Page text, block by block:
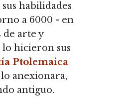
habilidades
a 6000 - en
de arte y
lo hicieron sus
Ptolemaica
anexionara,
antiguo.